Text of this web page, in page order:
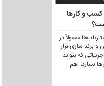
کسب و کارها
معمولاً در
و برند سازی قرار
که بتواند
بسازد، اهم...